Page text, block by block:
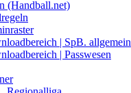
(Handball.net)
| SpB. allgemein
| Passwesen